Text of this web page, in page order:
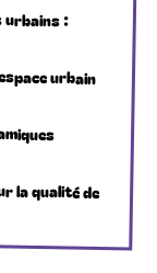
urbains :
urbain
la qualité de